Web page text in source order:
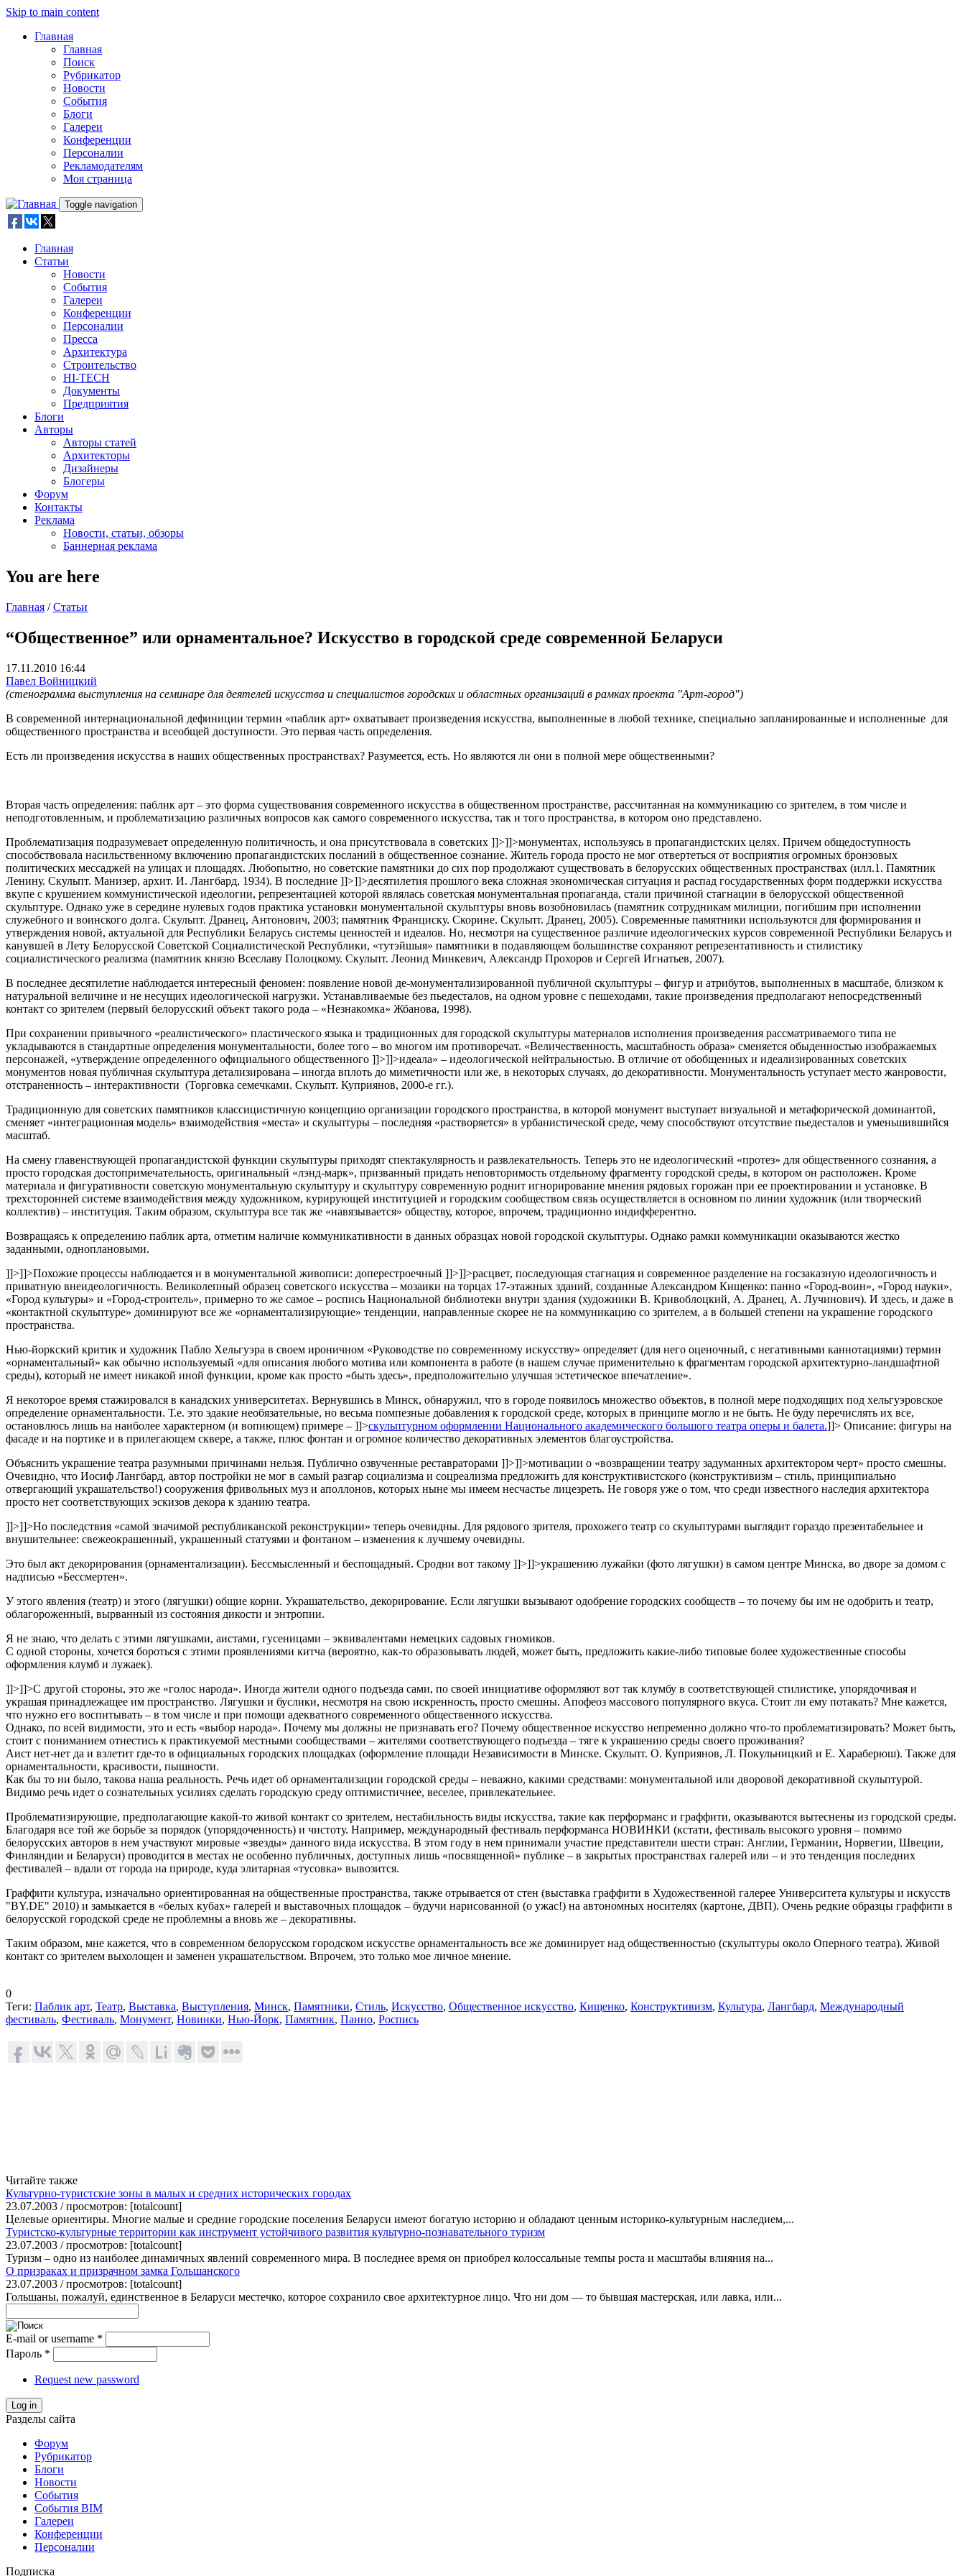
Skip to main content
Главная
Главная
Поиск
Рубрикатор
Новости
События
Блоги
Галереи
Конференции
Персоналии
Рекламодателям
Моя страница
Toggle navigation
Главная
Статьи
Новости
События
Галереи
Конференции
Персоналии
Пресса
Архитектура
Строительство
HI-TECH
Документы
Предприятия
Блоги
Авторы
Авторы статей
Архитекторы
Дизайнеры
Блогеры
Форум
Контакты
Реклама
Новости, статьи, обзоры
Баннерная реклама
You are here
Главная / Статьи
“Общественное” или орнаментальное? Искусство в городской среде современной Беларуси
17.11.2010 16:44
Павел Войницкий
(стенограмма выступления на семинаре для деятелей искусства и специалистов городских и областных организаций в рамках проекта "Арт-город")
В современной интернациональной дефиниции термин «паблик арт» охватывает произведения искусства, выполненные в любой технике, специально запланированные и исполненные для
общественного пространства и всеобщей доступности. Это первая часть определения.
Есть ли произведения искусства в наших общественных пространствах? Разумеется, есть. Но являются ли они в полной мере общественными?
Вторая часть определения: паблик арт – это форма существования современного искусства в общественном пространстве, рассчитанная на коммуникацию со зрителем, в том числе и
неподготовленным, и проблематизацию различных вопросов как самого современного искусства, так и того пространства, в котором оно представлено.
Проблематизация подразумевает определенную политичность, и она присутствовала в советских ]]>]]>монументах, используясь в пропагандистских целях. Причем общедоступность
способствовала насильственному включению пропагандистских посланий в общественное сознание. Житель города просто не мог отвертеться от восприятия огромных бронзовых
политических мессаджей на улицах и площадях. Любопытно, но советские памятники до сих пор продолжают существовать в белорусских общественных пространствах (илл.1. Памятник
Ленину. Скульпт. Манизер, архит. И. Лангбард, 1934). В последние ]]>]]>десятилетия прошлого века сложная экономическая ситуация и распад государственных форм поддержки искусства
вкупе с крушением коммунистической идеологии, репрезентацией которой являлась советская монументальная пропаганда, стали причиной стагнации в белорусской общественной
скульптуре. Однако уже в середине нулевых годов практика установки монументальной скульптуры вновь возобновилась (памятник сотрудникам милиции, погибшим при исполнении
служебного и воинского долга. Скульпт. Дранец, Антонович, 2003; памятник Франциску. Скорине. Скульпт. Дранец, 2005). Современные памятники используются для формирования и
утверждения новой, актуальной для Республики Беларусь системы ценностей и идеалов. Но, несмотря на существенное различие идеологических курсов современной Республики Беларусь и
канувшей в Лету Белорусской Советской Социалистической Республики, «тутэйшыя» памятники в подавляющем большинстве сохраняют репрезентативность и стилистику
социалистического реализма (памятник князю Всеславу Полоцкому. Скульпт. Леонид Минкевич, Александр Прохоров и Сергей Игнатьев, 2007).
В последнее десятилетие наблюдается интересный феномен: появление новой де-монументализированной публичной скульптуры – фигур и атрибутов, выполненных в масштабе, близком к
натуральной величине и не несущих идеологической нагрузки. Устанавливаемые без пьедесталов, на одном уровне с пешеходами, такие произведения предполагают непосредственный
контакт со зрителем (первый белорусский объект такого рода – «Незнакомка» Жбанова, 1998).
При сохранении привычного «реалистического» пластического языка и традиционных для городской скульптуры материалов исполнения произведения рассматриваемого типа не
укладываются в стандартные определения монументальности, более того – во многом им противоречат. «Величественность, масштабность образа» сменяется обыденностью изображаемых
персонажей, «утверждение определенного официального общественного ]]>]]>идеала» – идеологической нейтральностью. В отличие от обобщенных и идеализированных советских
монументов новая публичная скульптура детализирована – иногда вплоть до миметичности или же, в некоторых случаях, до декоративности. Монументальность уступает место жанровости,
отстраненность – интерактивности (Торговка семечками. Скульпт. Куприянов, 2000-е гг.).
Традиционную для советских памятников классицистичную концепцию организации городского пространства, в которой монумент выступает визуальной и метафорической доминантой,
сменяет «интеграционная модель» взаимодействия «места» и скульптуры – последняя «растворяется» в урбанистической среде, чему способствуют отсутствие пьедесталов и уменьшившийся
масштаб.
На смену главенствующей пропагандистской функции скульптуры приходят спектакулярность и развлекательность. Теперь это не идеологический «протез» для общественного сознания, а
просто городская достопримечательность, оригинальный «лэнд-марк», призванный придать неповторимость отдельному фрагменту городской среды, в котором он расположен. Кроме
материала и фигуративности советскую монументальную скульптуру и скульптуру современную роднит игнорирование мнения рядовых горожан при ее проектировании и установке. В
трехсторонней системе взаимодействия между художником, курирующей институцией и городским сообществом связь осуществляется в основном по линии художник (или творческий
коллектив) – институция. Таким образом, скульптура все так же «навязывается» обществу, которое, впрочем, традиционно индифферентно.
Возвращаясь к определению паблик арта, отметим наличие коммуникативности в данных образцах новой городской скульптуры. Однако рамки коммуникации оказываются жестко
заданными, одноплановыми.
]]>]]>Похожие процессы наблюдается и в монументальной живописи: доперестроечный ]]>]]>расцвет, последующая стагнация и современное разделение на госзаказную идеологичность и
приватную внеидеологичность. Великолепный образец советского искусства – мозаики на торцах 17-этажных зданий, созданные Александром Кищенко: панно «Город-воин», «Город науки»,
«Город культуры» и «Город-строитель», примерно то же самое – роспись Национальной библиотеки внутри здания (художники В. Кривоблоцкий, А. Дранец, А. Лучинович). И здесь, и даже в
«контактной скульптуре» доминируют все же «орнаментализирующие» тенденции, направленные скорее не на коммуникацию со зрителем, а в большей степени на украшение городского
пространства.
Нью-йоркский критик и художник Пабло Хельгуэра в своем ироничном «Руководстве по современному искусству» определяет (для него оценочный, с негативными каннотациями) термин
«орнаментальный» как обычно используемый «для описания любого мотива или компонента в работе (в нашем случае применительно к фрагментам городской архитектурно-ландшафтной
среды), который не имеет никакой иной функции, кроме как просто «быть здесь», предположительно улучшая эстетическое впечатление».
Я некоторое время стажировался в канадских университетах. Вернувшись в Минск, обнаружил, что в городе появилось множество объектов, в полной мере подходящих под хельгуэровское
определение орнаментальности. Т.е. это эдакие необязательные, но весьма помпезные добавления к городской среде, которых в принципе могло и не быть. Не буду перечислять их все,
остановлюсь лишь на наиболее характерном (и вопиющем) примере – ]]>скульптурном оформлении Национального академического большого театра оперы и балета.]]> Описание: фигуры на
фасаде и на портике и в прилегающем сквере, а также, плюс фонтан и огромное количество декоративных элементов благоустройства.
Объяснить украшение театра разумными причинами нельзя. Публично озвученные реставраторами ]]>]]>мотивации о «возвращении театру задуманных архитектором черт» просто смешны.
Очевидно, что Иосиф Лангбард, автор постройки не мог в самый разгар социализма и соцреализма предложить для конструктивистского (конструктивизм – стиль, принципиально
отвергающий украшательство!) сооружения фривольных муз и аполлонов, которых ныне мы имеем несчастье лицезреть. Не говоря уже о том, что среди известного наследия архитектора
просто нет соответствующих эскизов декора к зданию театра.
]]>]]>Но последствия «самой значимой республиканской реконструкции» теперь очевидны. Для рядового зрителя, прохожего театр со скульптурами выглядит гораздо презентабельнее и
внушительнее: свежеокрашенный, украшенный статуями и фонтаном – изменения к лучшему очевидны.
Это был акт декорирования (орнаментализации). Бессмысленный и беспощадный. Сродни вот такому ]]>]]>украшению лужайки (фото лягушки) в самом центре Минска, во дворе за домом с
надписью «Бессмертен».
У этого явления (театр) и этого (лягушки) общие корни. Украшательство, декорирование. Если лягушки вызывают одобрение городских сообществ – то почему бы им не одобрить и театр,
облагороженный, вырванный из состояния дикости и энтропии.
Я не знаю, что делать с этими лягушками, аистами, гусеницами – эквивалентами немецких садовых гномиков.
С одной стороны, хочется бороться с этими проявлениями китча (вероятно, как-то образовывать людей, может быть, предложить какие-либо типовые более художественные способы
оформления клумб и лужаек).
]]>]]>С другой стороны, это же «голос народа». Иногда жители одного подъезда сами, по своей инициативе оформляют вот так клумбу в соответствующей стилистике, упорядочивая и
украшая принадлежащее им пространство. Лягушки и буслики, несмотря на свою искренность, просто смешны. Апофеоз массового популярного вкуса. Стоит ли ему потакать? Мне кажется,
что нужно его воспитывать – в том числе и при помощи адекватного современного общественного искусства.
Однако, по всей видимости, это и есть «выбор народа». Почему мы должны не признавать его? Почему общественное искусство непременно должно что-то проблематизировать? Может быть,
стоит с пониманием отнестись к практикуемой местными сообществами – жителями соответствующего подъезда – тяге к украшению среды своего проживания?
Аист нет-нет да и взлетит где-то в официальных городских площадках (оформление площади Независимости в Минске. Скульпт. О. Куприянов, Л. Покульницкий и Е. Хараберюш). Также для
орнаментальности, красивости, пышности.
Как бы то ни было, такова наша реальность. Речь идет об орнаментализации городской среды – неважно, какими средствами: монументальной или дворовой декоративной скульптурой.
Видимо речь идет о сознательных усилиях сделать городскую среду оптимистичнее, веселее, привлекательнее.
Проблематизирующие, предполагающие какой-то живой контакт со зрителем, нестабильность виды искусства, такие как перформанс и граффити, оказываются вытеснены из городской среды.
Благодаря все той же борьбе за порядок (упорядоченность) и чистоту. Например, международный фестиваль перформанса НОВИНКИ (кстати, фестиваль высокого уровня – помимо
белорусских авторов в нем участвуют мировые «звезды» данного вида искусства. В этом году в нем принимали участие представители шести стран: Англии, Германии, Норвегии, Швеции,
Финляндии и Беларуси) проводится в местах не особенно публичных, доступных лишь «посвященной» публике – в закрытых пространствах галерей или – и это тенденция последних
фестивалей – вдали от города на природе, куда элитарная «тусовка» вывозится.
Граффити культура, изначально ориентированная на общественные пространства, также отрывается от стен (выставка граффити в Художественной галерее Университета культуры и искусств
"BY.DE" 2010) и замыкается в «белых кубах» галерей и выставочных площадок – будучи нарисованной (о ужас!) на автономных носителях (картоне, ДВП). Очень редкие образцы граффити в
белорусской городской среде не проблемны а вновь же – декоративны.
Таким образом, мне кажется, что в современном белорусском городском искусстве орнаментальность все же доминирует над общественностью (скульптуры около Оперного театра). Живой
контакт со зрителем выхолощен и заменен украшательством. Впрочем, это только мое личное мнение.
0
Теги: Паблик арт, Театр, Выставка, Выступления, Минск, Памятники, Стиль, Искусство, Общественное искусство, Кищенко, Конструктивизм, Культура, Лангбард, Международный
фестиваль, Фестиваль, Монумент, Новинки, Нью-Йорк, Памятник, Панно, Роспись
Читайте также
Культурно-туристские зоны в малых и средних исторических городах
23.07.2003 / просмотров: [totalcount]
Целевые ориентиры. Многие малые и средние городские поселения Беларуси имеют богатую историю и обладают ценным историко-культурным наследием,...
Туристско-культурные территории как инструмент устойчивого развития культурно-познавательного туризм
23.07.2003 / просмотров: [totalcount]
Туризм – одно из наиболее динамичных явлений современного мира. В последнее время он приобрел колоссальные темпы роста и масштабы влияния на...
О призраках и призрачном замка Гольшанского
23.07.2003 / просмотров: [totalcount]
Гольшаны, пожалуй, единственное в Беларуси местечко, которое сохранило свое архитектурное лицо. Что ни дом — то бывшая мастерская, или лавка, или...
E-mail or username *
Пароль *
Request new password
Log in
Разделы сайта
Форум
Рубрикатор
Блоги
Новости
События
События BIM
Галереи
Конференции
Персоналии
Подписка